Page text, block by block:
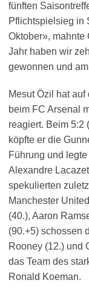
fünften
Pflichtspielsieg in
Oktober», mahnte
Jahr haben wir
gewonnen und
Mesut Özil hat
beim FC Arsenal
reagiert. Beim 5:2
köpfte er die
Führung und
Alexandre
spekulierten
Manchester
(40.), Aaron
(90.+5) schossen
Rooney (12.) und
das Team des
Ronald Koeman.